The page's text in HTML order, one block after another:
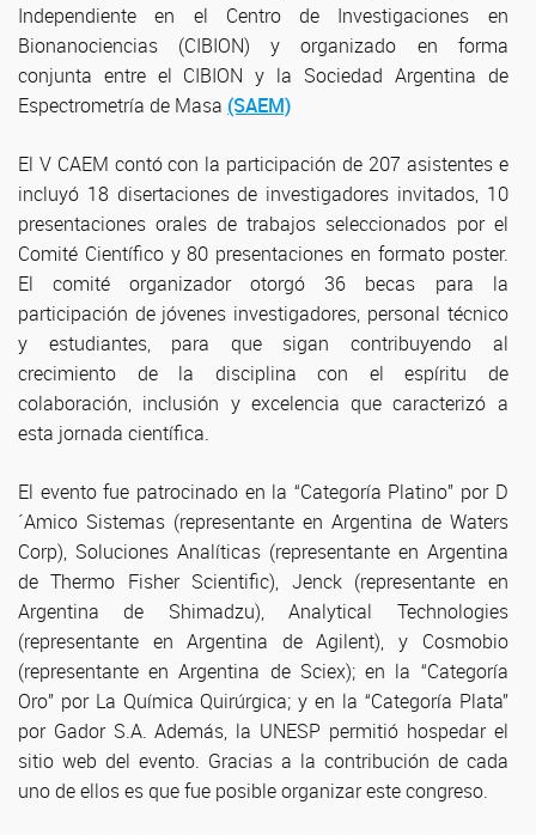
Independiente en el Centro de Investigaciones en
Bionanociencias (CIBION) y organizado en forma
conjunta entre el CIBION y la Sociedad Argentina de
Espectrometría de Masa (SAEM)
El V CAEM contó con la participación de 207 asistentes e
incluyó 18 disertaciones de investigadores invitados, 10
presentaciones orales de trabajos seleccionados por el
Comité Científico y 80 presentaciones en formato poster.
El comité organizador otorgó 36 becas para la
participación de jóvenes investigadores, personal técnico
y estudiantes, para que sigan contribuyendo al
crecimiento de la disciplina con el espíritu de
colaboración, inclusión y excelencia que caracterizó a
esta jornada científica.
El evento fue patrocinado en la “Categoría Platino” por D
´Amico Sistemas (representante en Argentina de Waters
Corp), Soluciones Analíticas (representante en Argentina
de Thermo Fisher Scientific), Jenck (representante en
Argentina de Shimadzu), Analytical Technologies
(representante en Argentina de Agilent), y Cosmobio
(representante en Argentina de Sciex); en la “Categoría
Oro” por La Química Quirúrgica; y en la “Categoría Plata”
por Gador S.A. Además, la UNESP permitió hospedar el
sitio web del evento. Gracias a la contribución de cada
uno de ellos es que fue posible organizar este congreso.